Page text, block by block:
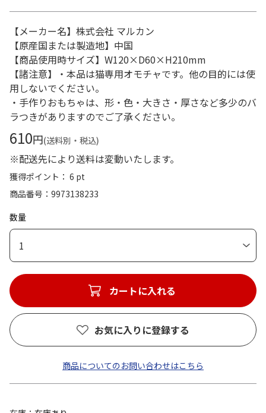
【メーカー名】株式会社 マルカン
【原産国または製造地】中国
【商品使用時サイズ】W120×D60×H210mm
【諸注意】・本品は猫専用オモチャです。他の目的には使
用しないでください。
・手作りおもちゃは、形・色・大きさ・厚さなど多少のバ
ラつきがありますのでご了承ください。
610円(送料別・税込)
※配送先により送料は変動いたします。
獲得ポイント： 6 pt
商品番号
9973138233
数量
1
カートに入れる
お気に入りに登録する
商品についてのお問い合わせはこちら